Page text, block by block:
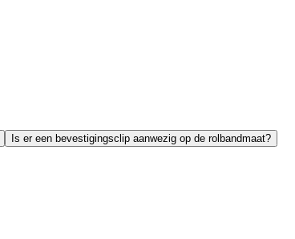
Is er een bevestigingsclip aanwezig op de rolbandmaat?